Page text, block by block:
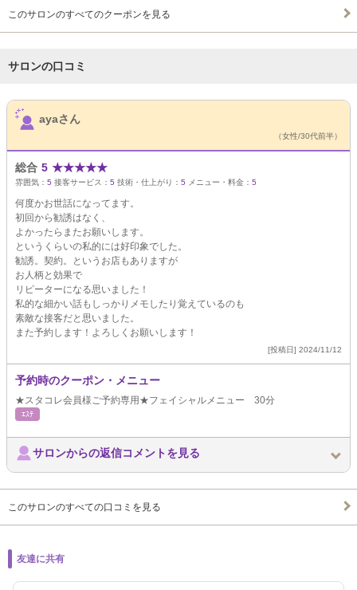
このサロンのすべてのクーポンを見る
サロンの口コミ
サロンPick Up
ayaさん
（女性/30代前半）
総合 5 ★★★★★
雰囲気： 5 接客サービス： 5 技術・仕上がり： 5 メニュー・料金： 5
何度かお世話になってます。
初回から勧誘はなく、
よかったらまたお願いします。
というくらいの私的には好印象でした。
勧誘。契約。というお店もありますが
お人柄と効果で
リピーターになる思いました！
私的な細かい話もしっかりメモしたり覚えているのも
素敵な接客だと思いました。
また予約します！よろしくお願いします！
[投稿日] 2024/11/12
予約時のクーポン・メニュー
★スタコレ会員様ご予約専用★フェイシャルメニュー 30分
ｴｽﾃ
サロンからの返信コメントを見る
このサロンのすべての口コミを見る
友達に共有